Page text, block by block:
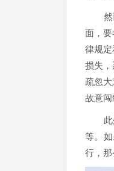
然而
面，
律规
损失
疏忽
故意
此外
等。
行，